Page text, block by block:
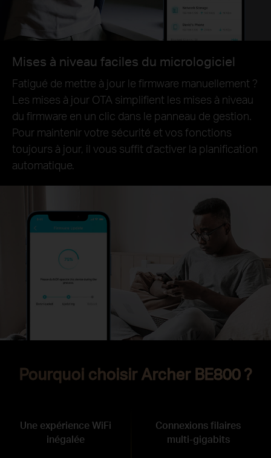
Mises à niveau faciles du micrologiciel
Fatigué de mettre à jour le firmware manuellement ?
Les mises à jour OTA simplifient les mises à niveau
du firmware en un clic dans le panneau de gestion.
Pour maintenir votre sécurité et vos fonctions
toujours à jour, il vous suffit d'activer la planification
automatique.
Pourquoi choisir Archer BE800 ?
Une expérience WiFi
inégalée
Connexions filaires
multi-gigabits